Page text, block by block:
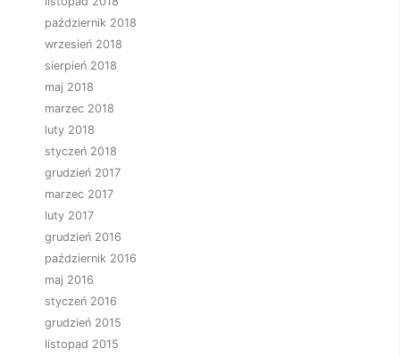
październik 2018
wrzesień 2018
sierpień 2018
maj 2018
marzec 2018
luty 2018
styczeń 2018
grudzień 2017
marzec 2017
luty 2017
grudzień 2016
październik 2016
maj 2016
styczeń 2016
grudzień 2015
listopad 2015